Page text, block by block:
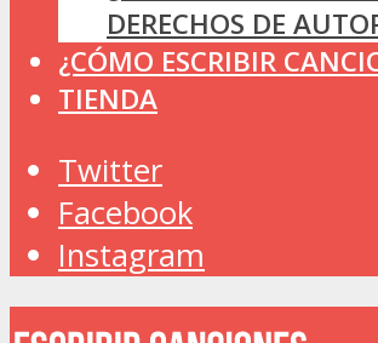
DERECHOS DE
¿CÓMO ESCRIBIR
TIENDA
Twitter
Facebook
Instagram